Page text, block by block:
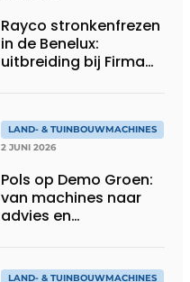
Rayco stronkenfrezen
in de Benelux:
uitbreiding bij Firma
LAND- & TUINBOUWMACHINES
2 JUNI 2026
Pols op Demo Groen:
van machines naar
advies en
LAND- & TUINBOUWMACHINES